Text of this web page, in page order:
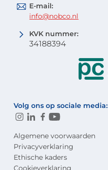
E-mail:
info@nobco.nl
KVK nummer:
34188394
Volg ons op sociale media:
Algemene voorwaarden
Privacyverklaring
Ethische kaders